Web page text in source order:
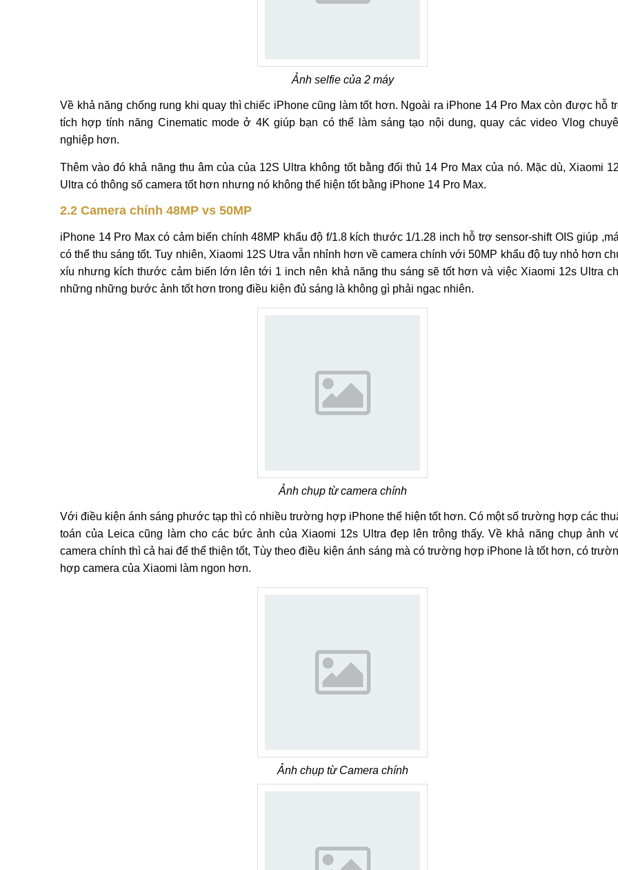
Ảnh selfie của 2 máy
Về khả năng chống rung khi quay thì chiếc iPhone cũng làm tốt hơn. Ngoài ra iPhone 14 Pro Max còn được hỗ
tích hợp tính năng Cinematic mode ở 4K giúp bạn có thể làm sáng tạo nội dung, quay các video Vlog
nghiệp hơn.
Thêm vào đó khả năng thu âm của của 12S Ultra không tốt bằng đối thủ 14 Pro Max của nó. Mặc dù, Xiaomi
Ultra có thông số camera tốt hơn nhưng nó không thể hiện tốt bằng iPhone 14 Pro Max.
2.2 Camera chính 48MP vs 50MP
iPhone 14 Pro Max có cảm biến chính 48MP khẩu độ f/1.8 kích thước 1/1.28 inch hỗ trợ sensor-shift OIS giúp
có thể thu sáng tốt. Tuy nhiên, Xiaomi 12S Utra vẫn nhỉnh hơn về camera chính với 50MP khẩu độ tuy nhỏ hơn
xíu nhưng kích thước cảm biến lớn lên tới 1 inch nên khả năng thu sáng sẽ tốt hơn và việc Xiaomi 12s Ultra
những những bước ảnh tốt hơn trong điều kiện đủ sáng là không gì phải ngạc nhiên.
Ảnh chụp từ camera chính
Với điều kiện ánh sáng phước tạp thì có nhiều trường hợp iPhone thể hiện tốt hơn. Có một số trường hợp các
toán của Leica cũng làm cho các bức ảnh của Xiaomi 12s Ultra đẹp lên trông thấy. Về khả năng chụp ảnh
camera chính thì cả hai để thể thiện tốt, Tùy theo điều kiện ánh sáng mà có trường hợp iPhone là tốt hơn, có
hợp camera của Xiaomi làm ngon hơn.
Ảnh chụp từ Camera chính